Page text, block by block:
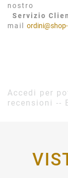
nostro
Servizio
mail
Accedi per
recensioni --